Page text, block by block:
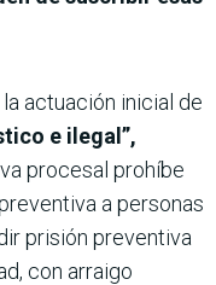
actuación inicial de
e ilegal”,
procesal prohíbe
a personas
prisión preventiva
con arraigo